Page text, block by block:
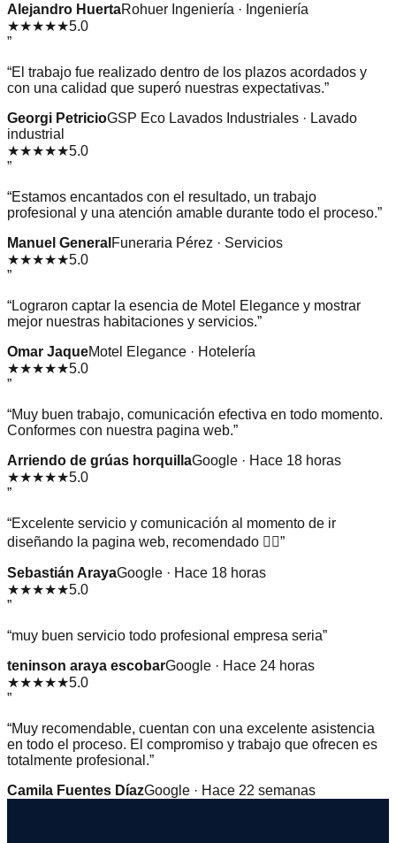
Alejandro HuertaRohuer Ingeniería · Ingeniería
★★★★★5.0
”
“El trabajo fue realizado dentro de los plazos acordados y
con una calidad que superó nuestras expectativas.”
Georgi PetricioGSP Eco Lavados Industriales · Lavado
industrial
★★★★★5.0
”
“Estamos encantados con el resultado, un trabajo
profesional y una atención amable durante todo el proceso.”
Manuel General Funeraria Pérez · Servicios
★★★★★5.0
”
“Lograron captar la esencia de Motel Elegance y mostrar
mejor nuestras habitaciones y servicios.”
Omar JaqueMotel Elegance · Hotelería
★★★★★5.0
”
“Muy buen trabajo, comunicación efectiva en todo momento.
Conformes con nuestra pagina web.”
Arriendo de grúas horquillaGoogle · Hace 18 horas
★★★★★5.0
”
“Excelente servicio y comunicación al momento de ir
diseñando la pagina web, recomendado 👌🏻”
Sebastián ArayaGoogle · Hace 18 horas
★★★★★5.0
”
“muy buen servicio todo profesional empresa seria”
teninson araya escobarGoogle · Hace 24 horas
★★★★★5.0
”
“Muy recomendable, cuentan con una excelente asistencia
en todo el proceso. El compromiso y trabajo que ofrecen es
totalmente profesional.”
Camila Fuentes DíazGoogle · Hace 22 semanas